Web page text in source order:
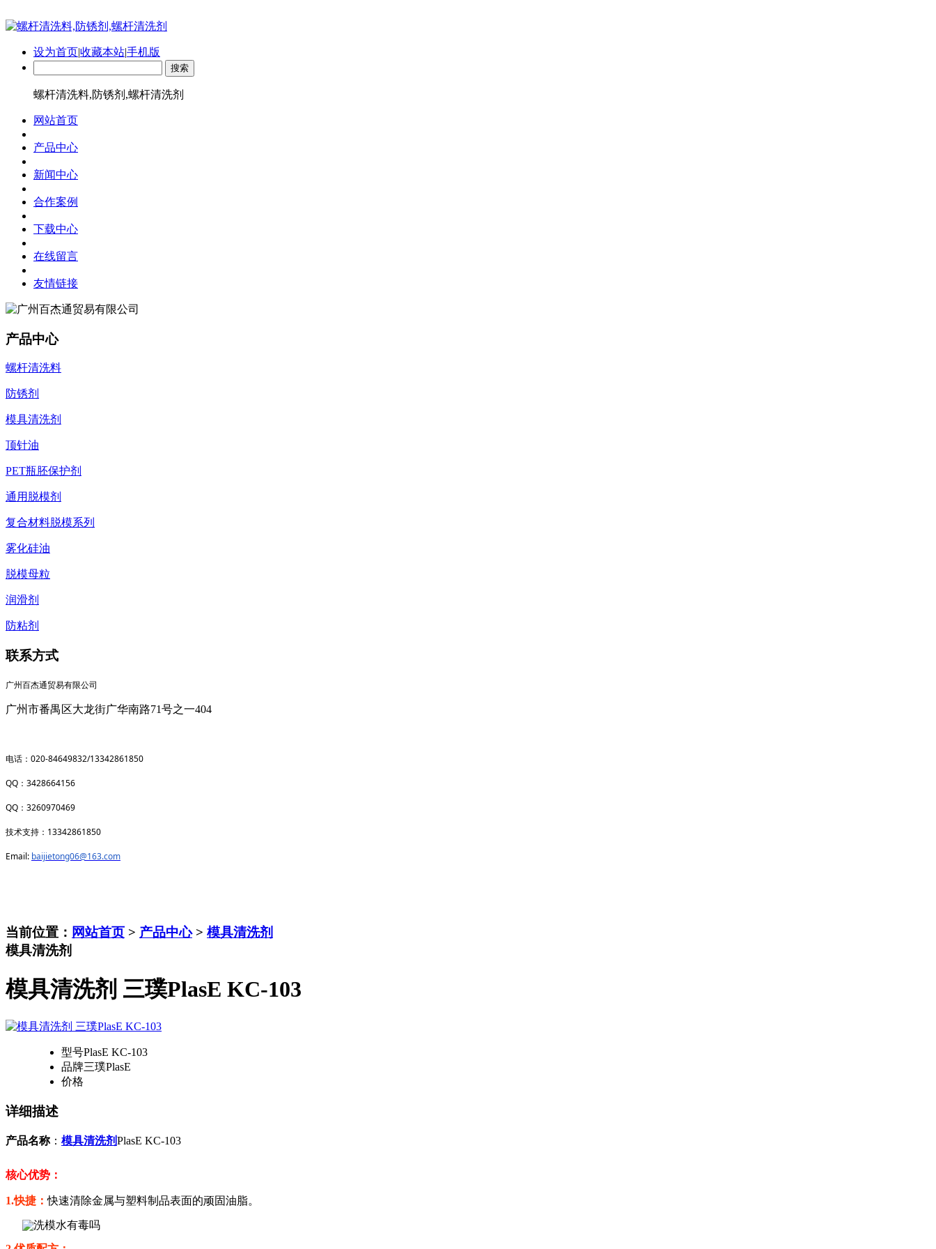
设为首页|收藏本站|手机版
螺杆清洗料,防锈剂,螺杆清洗剂
网站首页
产品中心
新闻中心
合作案例
下载中心
在线留言
友情链接
产品中心
螺杆清洗料
防锈剂
模具清洗剂
顶针油
PET瓶胚保护剂
通用脱模剂
复合材料脱模系列
雾化硅油
脱模母粒
润滑剂
防粘剂
联系方式
广州百杰通贸易有限公司
广州市番禺区大龙街广华南路71号之一404
电话： 020-84649832/13342861850
QQ ： 3428664156
QQ ： 3260970469
技术支持： 13342861850
Email: baijietong06@163.com
当前位置： 网站首页 > 产品中心> 模具清洗剂
模具清洗剂
模具清洗剂 三璞PlasE KC-103
型号PlasE KC-103
品牌三璞PlasE
价格
详细描述
产品名称： 模具清洗剂PlasE KC-103
核心优势：
1.快捷：快速清除金属与塑料制品表面的顽固油脂。